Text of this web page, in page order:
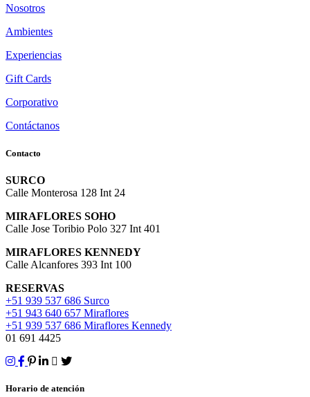
Nosotros
Ambientes
Experiencias
Gift Cards
Corporativo
Contáctanos
Contacto
SURCO
Calle Monterosa 128 Int 24
MIRAFLORES SOHO
Calle Jose Toribio Polo 327 Int 401
MIRAFLORES KENNEDY
Calle Alcanfores 393 Int 100
RESERVAS
+51 939 537 686 Surco
+51 943 640 657 Miraflores
+51 939 537 686 Miraflores Kennedy
01 691 4425
Horario de atención